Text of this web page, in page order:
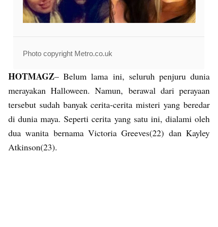
Photo copyright Metro.co.uk
HOTMAGZ– Belum lama ini, seluruh penjuru dunia
merayakan Halloween. Namun, berawal dari perayaan
tersebut sudah banyak cerita-cerita misteri yang beredar
di dunia maya. Seperti cerita yang satu ini, dialami oleh
dua wanita bernama Victoria Greeves(22) dan Kayley
Atkinson(23).